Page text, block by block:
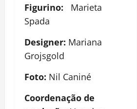
Figurino:
Marieta
Spada
Designer: Mariana
Grojsgold
Foto: Nil Caniné
Coordenação de